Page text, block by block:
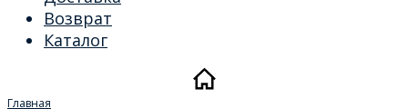
Возврат
Каталог
Главная